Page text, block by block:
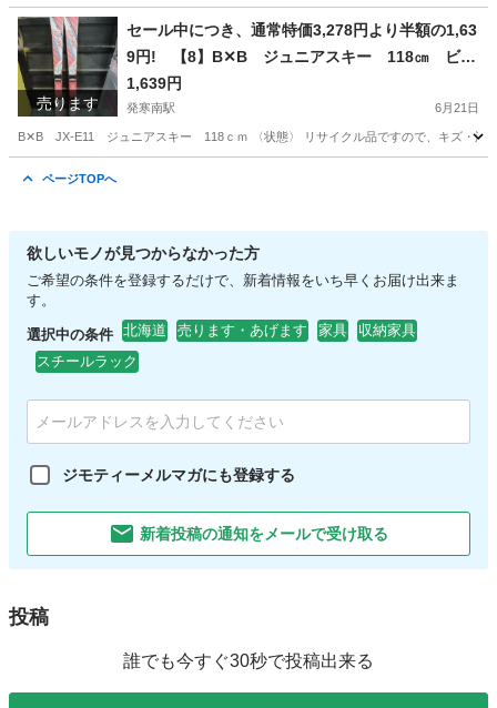
北海道 札幌市 発寒南駅 その他 価格
売ります
セール中につき、通常特価3,278円より半額の1,63
9円! 【8】B✕B ジュニアスキー 118㎝ ビン
ディング付き JX-E1 子供スキー スキー板
ウィンタースポーツ
1,639円
発寒南駅 6月21日
B✕B JX-E11 ジュニアスキー 118ｃｍ 〈状態〉 リサイクル品ですので、キズ・汚
ページTOPへ
欲しいモノが見つからなかった方
ご希望の条件を登録するだけで、新着情報をいち早くお届け出来ま
す。
選択中の条件 北海道 売ります・あげます 家具
収納家具
スチールラック
ジモティーメルマガにも登録する
新着投稿の通知をメールで受け取る
投稿
誰でも今すぐ30秒で投稿出来る